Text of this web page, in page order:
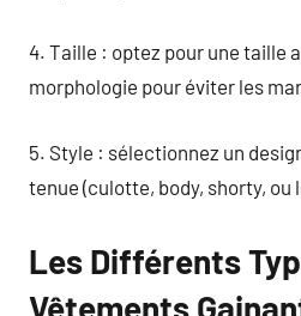
4. Taille : optez pour une taille
morphologie pour éviter les
5. Style : sélectionnez un
tenue (culotte, body, shorty, ou
Les Différents
Vêtements